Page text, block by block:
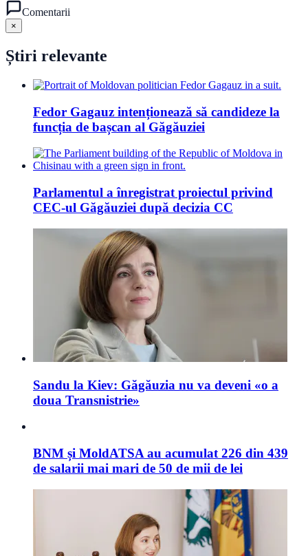
Comentarii
×
Știri relevante
Fedor Gagauz intenționează să candideze la
funcția de bașcan al Găgăuziei
Parlamentul a înregistrat proiectul privind
CEC-ul Găgăuziei după decizia CC
Sandu la Kiev: Găgăuzia nu va deveni «o a
doua Transnistrie»
BNM și MoldATSA au acumulat 226 din 439
de salarii mai mari de 50 de mii de lei